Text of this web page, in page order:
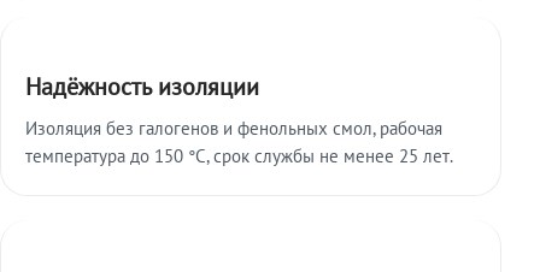
Надёжность изоляции
Изоляция без галогенов и фенольных смол, рабочая
температура до 150 °C, срок службы не менее 25 лет.